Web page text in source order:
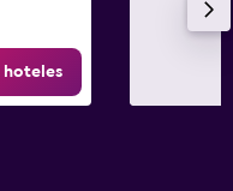
hoteles